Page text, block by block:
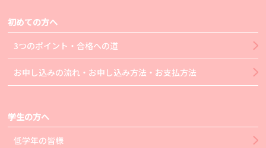
初めての方へ
3つのポイント・合格への道
お申し込みの流れ・お申し込み方法・お支払方法
学生の方へ
低学年の皆様